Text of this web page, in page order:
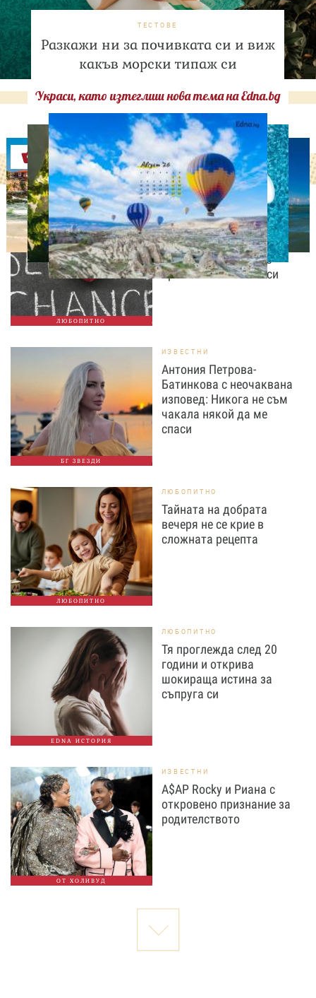
ТЕСТОВЕ
Разкажи ни за почивката си и виж
какъв морски типаж си
Украси, като изтеглиш нова тема на Edna.bg
Оферти
ЛЮБОПИТНО
ЛЮБОПИТНО
Август е месецът на
вторите шансове: Защо
точно сега най-често
променяме живота си
БГ ЗВЕЗДИ
ИЗВЕСТНИ
Антония Петрова-
Батинкова с неочаквана
изповед: Никога не съм
чакала някой да ме
спаси
ЛЮБОПИТНО
ЛЮБОПИТНО
Тайната на добрата
вечеря не се крие в
сложната рецепта
EDNA ИСТОРИЯ
ЛЮБОПИТНО
Тя проглежда след 20
години и открива
шокираща истина за
съпруга си
ОТ ХОЛИВУД
ИЗВЕСТНИ
A$AP Rocky и Риана с
откровено признание за
родителството